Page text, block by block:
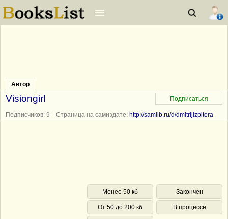
Автор
Visiongirl
Подписчиков: 9 Страница на самиздате: http://samlib.ru/d/dmitrijizpitera
Менее 50 кб
От 50 до 200 кб
Закончен
В процессе